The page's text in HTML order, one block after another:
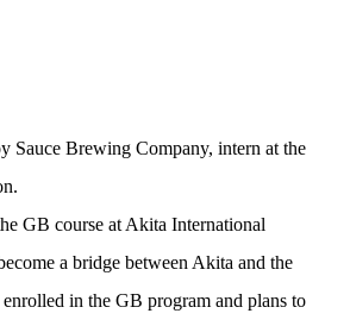
Sauce Brewing Company, intern at the
GB course at Akita International
a bridge between Akita and the
in the GB program and plans to